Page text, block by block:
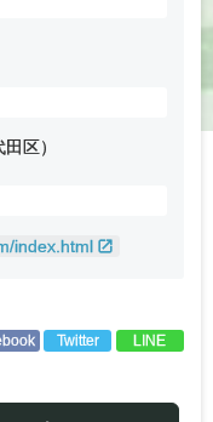
区）
index.html
Twitter LINE